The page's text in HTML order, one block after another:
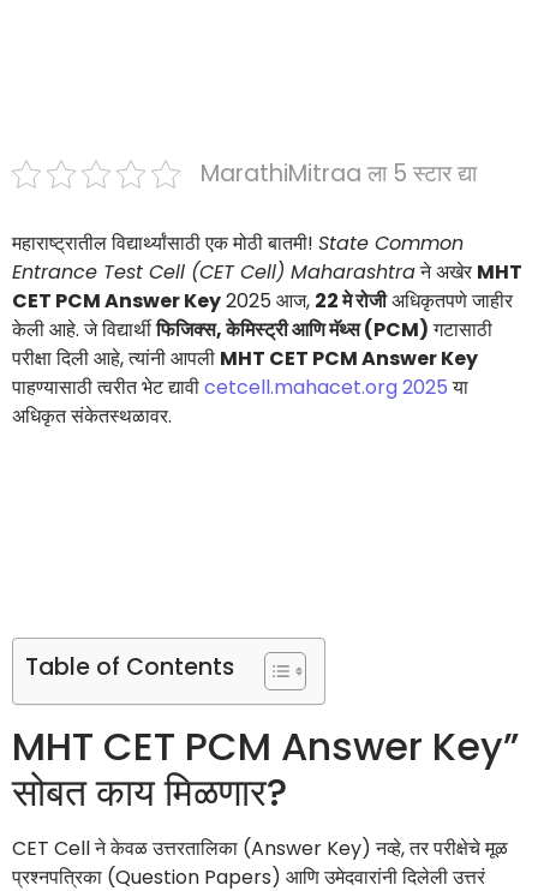
MarathiMitraa ला 5 स्टार द्या
महाराष्ट्रातील विद्यार्थ्यांसाठी एक मोठी बातमी! State Common
Entrance Test Cell (CET Cell) Maharashtraने अखेर MHT
CET PCM Answer Key2025 आज, 22 मे रोजीअधिकृतपणे जाहीर
केली आहे. जे विद्यार्थीफिजिक्स, केमिस्ट्री आणि मॅथ्स (PCM)गटासाठी
परीक्षा दिली आहे, त्यांनी आपली MHT CET PCM Answer Key
पाहण्यासाठी त्वरीत भेट द्यावीcetcell.mahacet.org 2025या
अधिकृत संकेतस्थळावर.
Table of Contents
MHT CET PCM Answer Key”
सोबत काय मिळणार?
CET Cell ने केवळ उत्तरतालिका (Answer Key) नव्हे, तर परीक्षेचे मूळ
प्रश्नपत्रिका (Question Papers) आणि उमेदवारांनी दिलेली उत्तरं